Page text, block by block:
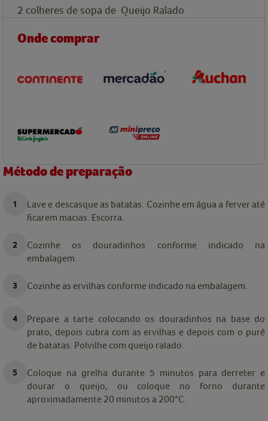
2 colheres de sopa de Queijo Ralado
Onde comprar
Método de preparação
Lave e descasque as batatas. Cozinhe em água a ferver até
ficarem macias. Escorra.
Cozinhe os douradinhos conforme indicado na
embalagem.
Cozinhe as ervilhas conforme indicado na embalagem.
Prepare a tarte colocando os douradinhos na base do
prato, depois cubra com as ervilhas e depois com o puré
de batatas. Polvilhe com queijo ralado.
Coloque na grelha durante 5 minutos para derreter e
dourar o queijo, ou coloque no forno durante
aproximadamente 20 minutos a 200°C.